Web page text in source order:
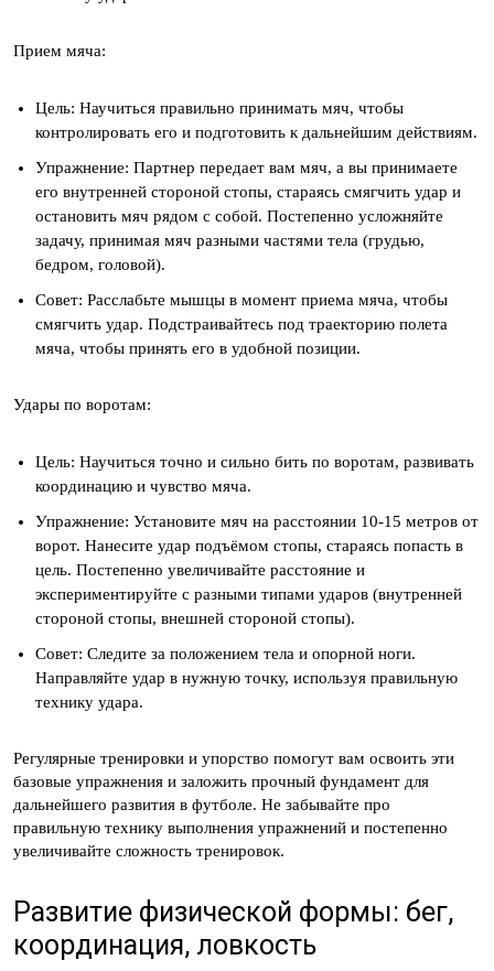
Прием мяча:
Цель: Научиться правильно принимать мяч, чтобы
контролировать его и подготовить к дальнейшим действиям.
Упражнение: Партнер передает вам мяч, а вы принимаете
его внутренней стороной стопы, стараясь смягчить удар и
остановить мяч рядом с собой. Постепенно усложняйте
задачу, принимая мяч разными частями тела (грудью,
бедром, головой).
Совет: Расслабьте мышцы в момент приема мяча, чтобы
смягчить удар. Подстраивайтесь под траекторию полета
мяча, чтобы принять его в удобной позиции.
Удары по воротам:
Цель: Научиться точно и сильно бить по воротам, развивать
координацию и чувство мяча.
Упражнение: Установите мяч на расстоянии 10-15 метров от
ворот. Нанесите удар подъёмом стопы, стараясь попасть в
цель. Постепенно увеличивайте расстояние и
экспериментируйте с разными типами ударов (внутренней
стороной стопы, внешней стороной стопы).
Совет: Следите за положением тела и опорной ноги.
Направляйте удар в нужную точку, используя правильную
технику удара.
Регулярные тренировки и упорство помогут вам освоить эти
базовые упражнения и заложить прочный фундамент для
дальнейшего развития в футболе. Не забывайте про
правильную технику выполнения упражнений и постепенно
увеличивайте сложность тренировок.
Развитие физической формы: бег,
координация, ловкость